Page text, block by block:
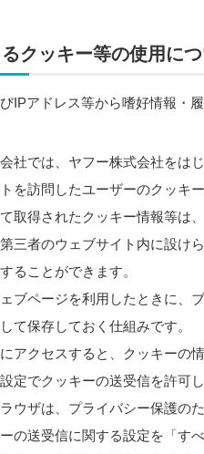
クッキー等の使用につ
IPアドレス等から嗜好情報・
社では、ヤフー株式会社をは
を訪問したユーザーのクッキ
取得されたクッキー情報等は
三者のウェブサイト内に設
ることができます。
ブページを利用したときに
て保存しておく仕組みです。
アクセスすると、クッキーの
定でクッキーの送受信を許可
ウザは、プライバシー保護の
の送受信に関する設定を「